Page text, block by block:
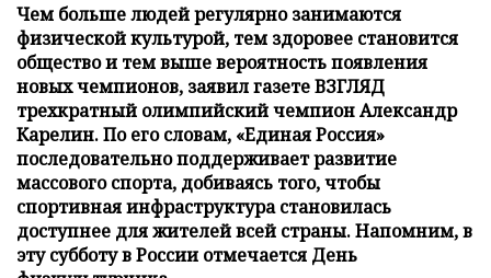
Чем больше людей регулярно занимаются
физической культурой, тем здоровее становится
общество и тем выше вероятность появления
новых чемпионов, заявил газете ВЗГЛЯД
трехкратный олимпийский чемпион Александр
Карелин. По его словам, «Единая Россия»
последовательно поддерживает развитие
массового спорта, добиваясь того, чтобы
спортивная инфраструктура становилась
доступнее для жителей всей страны. Напомним, в
эту субботу в России отмечается День